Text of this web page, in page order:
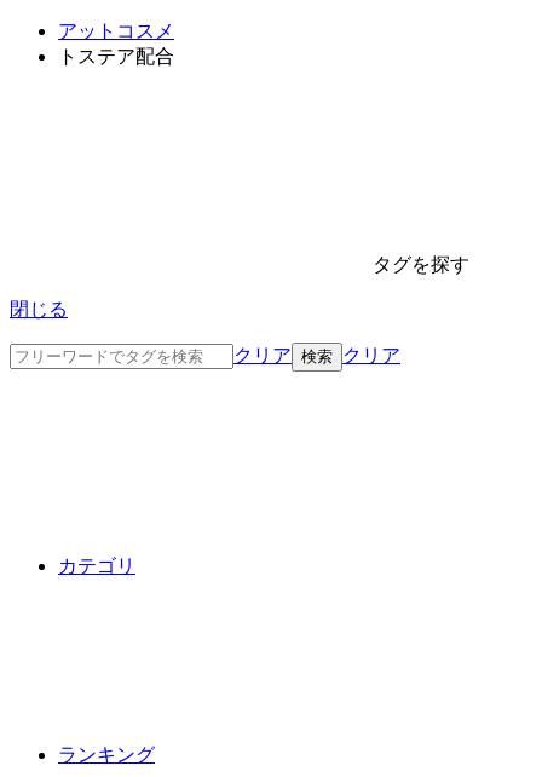
アットコスメ
トステア配合
タグを探す
閉じる
クリア クリア
カテゴリ
ランキング